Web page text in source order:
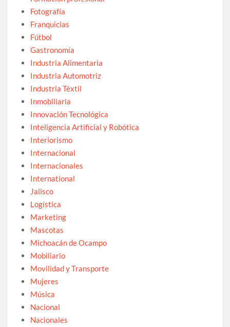
Fotografía
Franquicias
Fútbol
Gastronomía
Industria Alimentaria
Industria Automotriz
Industria Téxtil
Inmobiliaria
Innovación Tecnológica
Inteligencia Artificial y Robótica
Interiorismo
Internacional
Internacionales
International
Jalisco
Logística
Marketing
Mascotas
Michoacán de Ocampo
Mobiliario
Movilidad y Transporte
Mujeres
Música
Nacional
Nacionales